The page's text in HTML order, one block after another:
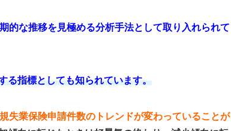
的な推移を見極める分析手法として取り入れられて
る指標としても知られています。
失業保険申請件数のトレンドが変わっていることが